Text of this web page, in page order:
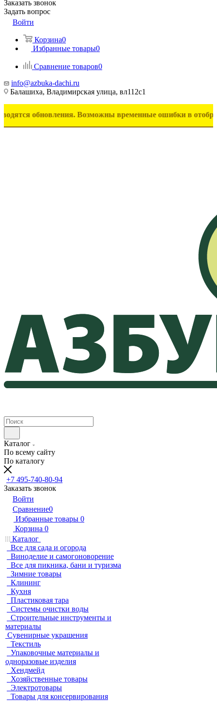
Заказать звонок
Задать вопрос
Войти
Корзина0
Избранные товары0
Сравнение товаров0
info@azbuka-dachi.ru
Балашиха, Владимирская улица, вл112с1
Возможны временные ошибки в отображении
Каталог
По всему сайту
По каталогу
+7 495-740-80-94
Заказать звонок
Войти
Сравнение0
Избранные товары 0
Корзина 0
Каталог
Все для сада и огорода
Виноделие и самогоноворение
Все для пикника, бани и туризма
Зимние товары
Клининг
Кухня
Пластиковая тара
Системы очистки воды
Строительные инструменты и
материалы
Сувенирные украшения
Текстиль
Упаковочные материалы и
одноразовые изделия
Хендмейд
Хозяйственные товары
Электротовары
Товары для консервирования